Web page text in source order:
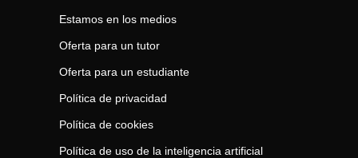
Estamos en los medios
Oferta para un tutor
Oferta para un estudiante
Política de privacidad
Política de cookies
Política de uso de la inteligencia artificial